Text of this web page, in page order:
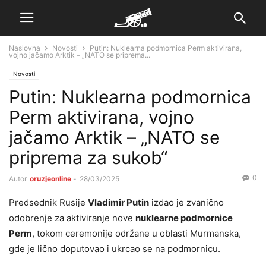
Naslovna Novosti
Putin: Nuklearna podmornica Perm aktivirana,
vojno jačamo Arktik – „NATO se priprema...
Novosti
Putin: Nuklearna podmornica
Perm aktivirana, vojno
jačamo Arktik – „NATO se
priprema za sukob“
Autor oruzjeonline - 28/03/2025 0
Predsednik Rusije Vladimir Putin izdao je zvanično
odobrenje za aktiviranje nove nuklearne podmornice
Perm, tokom ceremonije održane u oblasti Murmanska,
gde je lično doputovao i ukrcao se na podmornicu.